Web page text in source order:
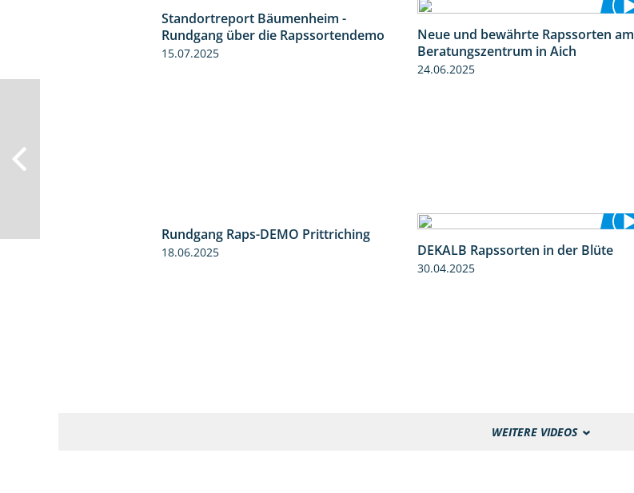
6:03
Standortreport Bäumenheim -
Rundgang über die Rapssortendemo
15.07.2025
9:06
Neue und bewährte Rapssorten am
Beratungszentrum in Aich
24.06.2025
Rundgang Raps-DEMO Prittriching DEKALB Rapssorten in der Blüte
30.04.2025
WEITERE VIDEOS